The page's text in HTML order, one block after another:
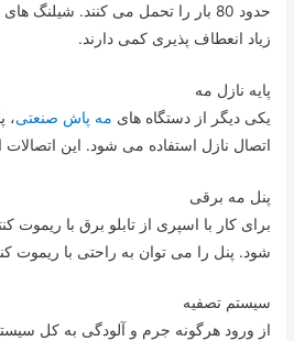
حدود 80 بار را تحمل می کنند.
زیاد انعطاف پذیری کمی دارند.
پایه نازل مه
یکی دیگر از دستگاه های مه پاش صنعتی،
اتصال نازل استفاده می شود. این اتصالات
پنل مه برقی
برای کار با اسپری از تابلو برق با ریموت
شود. پنل را می توان به راحتی با ریموت
سیستم تصفیه
از ورود هرگونه جرم و آلودگی به کل